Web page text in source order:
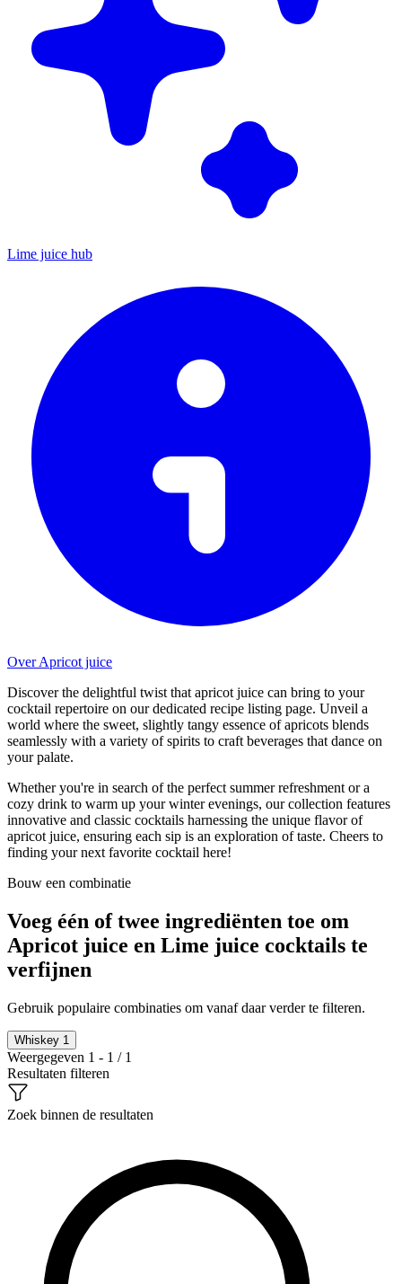
Lime juice hub
Over Apricot juice
Discover the delightful twist that apricot juice can bring to your
cocktail repertoire on our dedicated recipe listing page. Unveil a
world where the sweet, slightly tangy essence of apricots blends
seamlessly with a variety of spirits to craft beverages that dance on
your palate.
Whether you're in search of the perfect summer refreshment or a
cozy drink to warm up your winter evenings, our collection features
innovative and classic cocktails harnessing the unique flavor of
apricot juice, ensuring each sip is an exploration of taste. Cheers to
finding your next favorite cocktail here!
Bouw een combinatie
Voeg één of twee ingrediënten toe om
Apricot juice en Lime juice cocktails te
verfijnen
Gebruik populaire combinaties om vanaf daar verder te filteren.
Whiskey 1
Weergegeven 1 - 1 / 1
Resultaten filteren
Zoek binnen de resultaten